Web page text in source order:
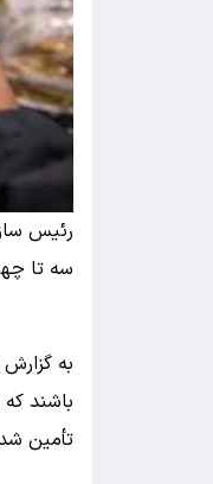
رئیس
سه تا
به
باشند
تأمین